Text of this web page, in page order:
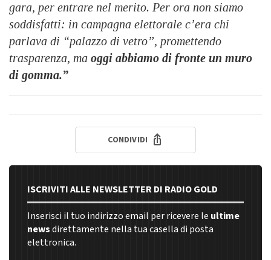
gara, per entrare nel merito. Per ora non siamo
soddisfatti: in campagna elettorale c’era chi
parlava di “palazzo di vetro”, promettendo
trasparenza, ma oggi abbiamo di fronte un muro
di gomma.”
CONDIVIDI
ISCRIVITI ALLE NEWSLETTER DI RADIO GOLD
Inserisci il tuo indirizzo email per ricevere le ultime
newsdirettamente nella tua casella di posta
elettronica.